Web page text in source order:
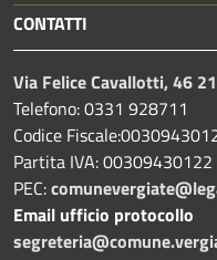
CONTATTI
Via Felice Cavallotti, 46
Telefono: 0331 928711
Codice
Partita IVA: 00309430122
PEC:
Email ufficio protocollo